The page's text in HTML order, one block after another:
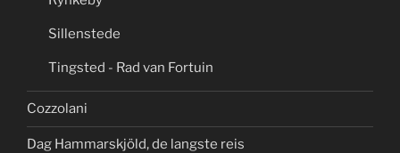
Sillenstede
Tingsted - Rad van Fortuin
Cozzolani
Dag Hammarskjöld, de langste reis